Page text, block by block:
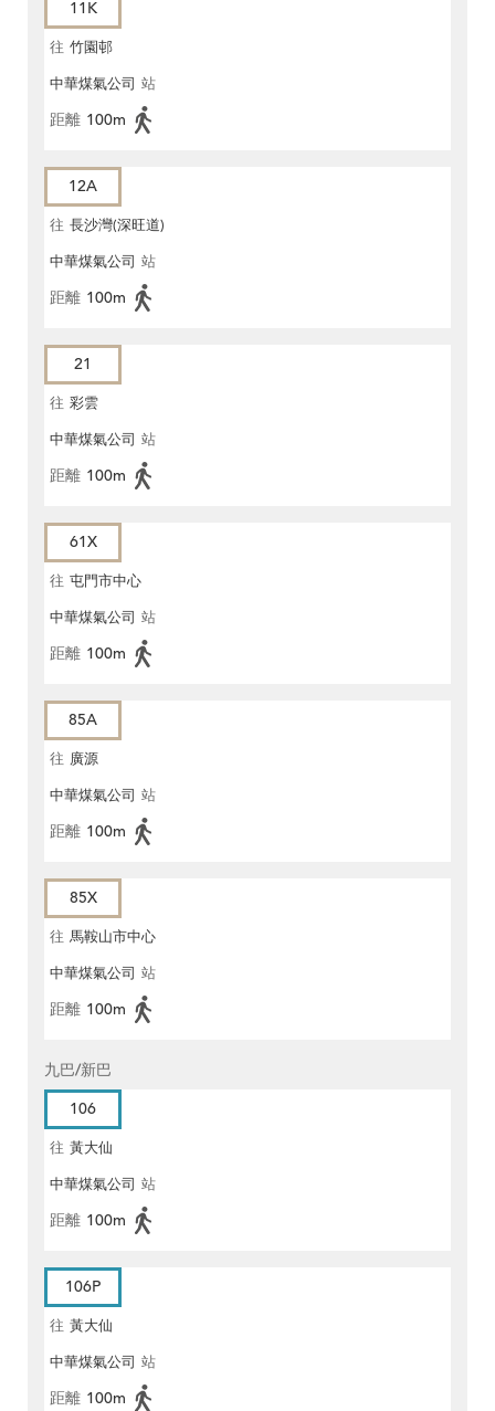
11K
往 竹園邨
中華煤氣公司 站
距離 100m
12A
往 長沙灣(深旺道)
中華煤氣公司 站
距離 100m
21
往 彩雲
中華煤氣公司 站
距離 100m
61X
往 屯門市中心
中華煤氣公司 站
距離 100m
85A
往 廣源
中華煤氣公司 站
距離 100m
85X
往 馬鞍山市中心
中華煤氣公司 站
距離 100m
九巴/新巴
106
往 黃大仙
中華煤氣公司 站
距離 100m
106P
往 黃大仙
中華煤氣公司 站
距離 100m